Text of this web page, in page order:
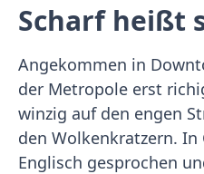
Scharf heißt
Angekommen in
der Metropole erst
winzig auf den engen
den Wolkenkratzern.
Englisch gesprochen